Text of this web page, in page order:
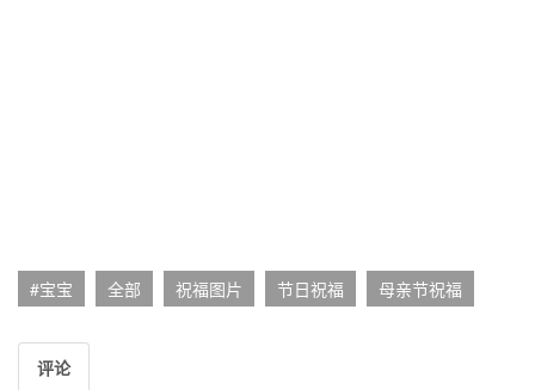
#宝宝 全部 祝福图片 节日祝福 母亲节祝福
评论